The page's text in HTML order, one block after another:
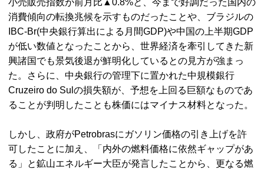
消費傾向の転換兆候を示すものだったことや、ブラジルの
IBC-Br(中央銀行算出による月間GDP)や中国の上半期GDP
が低い数値となったことから、世界経済を牽引してきた新
興諸国でも景気後退が鮮明化しているとの見方が強まっ
た。さらに、中央銀行の管理下に置かれた中規模銀行
Cruzeiro do Sulの損失額が、予想を上回る巨額なものであ
ることが判明したことも株価にはマイナス材料となった。
しかし、政府がPetrobrasにガソリン価格の引き上げを許
可したことに加え、「内外の燃料価格に依然ギャップがあ
る」と鉱山エネルギー大臣が発言したことから、更なる燃